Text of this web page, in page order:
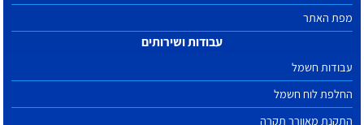
מפת האתר
עבודות ושירותים
עבודות חשמל
החלפת לוח חשמל
התקנת מאוורר תקרה